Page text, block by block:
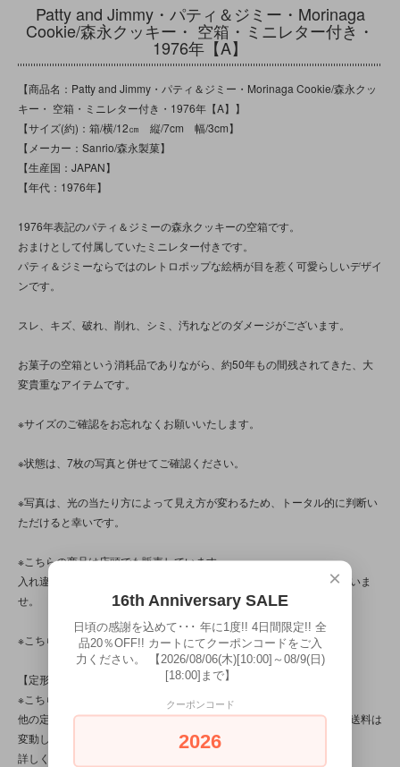
Patty and Jimmy・パティ＆ジミー・Morinaga
Cookie/森永クッキー・ 空箱・ミニレター付き・
1976年【A】
【商品名：Patty and Jimmy・パティ＆ジミー・Morinaga Cookie/森永クッ
キー・ 空箱・ミニレター付き・1976年【A】】
【サイズ(約)：箱/横/12㎝ 縦/7cm 幅/3cm】
【メーカー：Sanrio/森永製菓】
【生産国：JAPAN】
【年代：1976年】
1976年表記のパティ＆ジミーの森永クッキーの空箱です。
おまけとして付属していたミニレター付きです。
パティ＆ジミーならではのレトロポップな絵柄が目を惹く可愛らしいデザイ
ンです。
スレ、キズ、破れ、削れ、シミ、汚れなどのダメージがございます。
お菓子の空箱という消耗品でありながら、約50年もの間残されてきた、大
変貴重なアイテムです。
※サイズのご確認をお忘れなくお願いいたします。
※状態は、7枚の写真と併せてご確認ください。
※写真は、光の当たり方によって見え方が変わるため、トータル的に判断い
ただけると幸いです。
※こちらの商品は店頭でも販売しています。
入れ違いで完売してしまう場合がございます。その際はご容赦くださいま
せ。
※こちらの商品は、中古・ヴィンテージ品です。
【定形外対応商品】
※こちらの商品は【サイズ規格外・(7)～100gまで】です。
他の定形外対応商品と複数購入される場合は、サイズや重量によって送料は
変動します。送料は【最終注文確認書】で確定します。
詳しくは
×
16th Anniversary SALE
日頃の感謝を込めて･･･ 年に1度!! 4日間限定!! 全
品20％OFF!! カートにてクーポンコードをご入
力ください。 【2026/08/06(木)[10:00]～08/9(日)
[18:00]まで】
クーポンコード
2026